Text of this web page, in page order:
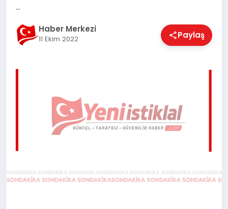
MAGAZIN
TEKNOLOJI
…
Haber Merkezi
11 Ekim 2022 Paylaş